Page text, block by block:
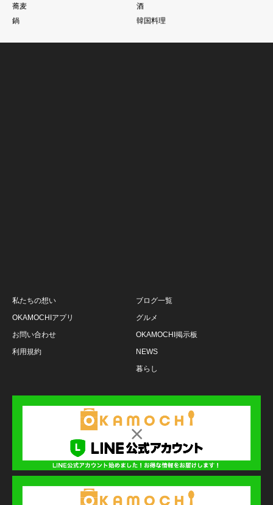
蕎麦
酒
鍋
韓国料理
私たちの想い
OKAMOCHIアプリ
お問い合わせ
利用規約
ブログ一覧
グルメ
OKAMOCHI掲示板
NEWS
暮らし